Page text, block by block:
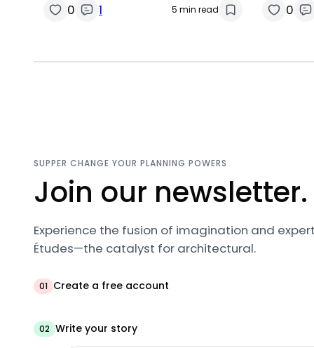
0 1 5 min read 0
SUPPER CHANGE YOUR PLANNING POWERS
Join our newsletter.
Experience the fusion of imagination and
Études—the catalyst for architectural.
01 Create a free account
02 Write your story